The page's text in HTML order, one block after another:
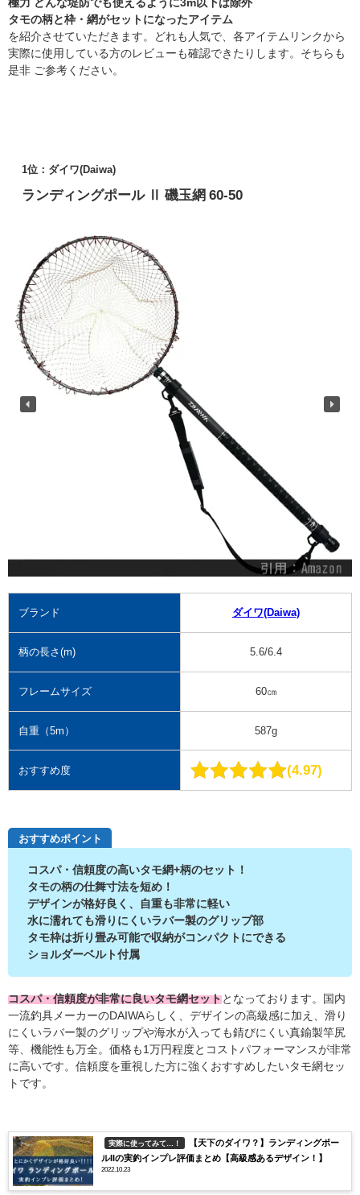
極力 どんな堤防でも使えるように3m以下は除外
タモの柄と枠・網がセットになったアイテム
を紹介させていただきます。どれも人気で、各アイテムリンクから
実際に使用している方のレビューも確認できたりします。そちらも
是非 ご参考ください。
1位：ダイワ(Daiwa)
ランディングポール Ⅱ 磯玉網 60-50
ブランド ダイワ(Daiwa)
柄の長さ(m) 5.6/6.4
フレームサイズ 60㎝
自重（5m） 587g
おすすめ度 4.97
おすすめポイント
コスパ・信頼度の高いタモ網+柄のセット！
タモの柄の仕舞寸法を短め！
デザインが格好良く、自重も非常に軽い
水に濡れても滑りにくいラバー製のグリップ部
タモ枠は折り畳み可能で収納がコンパクトにできる
ショルダーベルト付属
コスパ・信頼度が非常に良いタモ網セットとなっております。国内
一流釣具メーカーのDAIWAらしく、デザインの高級感に加え、滑り
にくいラバー製のグリップや海水が入っても錆びにくい真鍮製竿尻
等、機能性も万全。価格も1万円程度とコストパフォーマンスが非常
に高いです。信頼度を重視した方に強くおすすめしたいタモ網セッ
トです。
実際に使ってみて…！
【天下のダイワ？】ランディングポー
ルIIの実釣インプレ評価まとめ【高級感あるデザイン！】
2022.10.23